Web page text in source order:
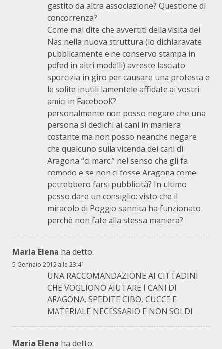
gestito da altra associazione? Questione di
concorrenza?
Come mai dite che avvertiti della visita dei
Nas nella nuova struttura (lo dichiaravate
pubblicamente e ne conservo stampa in
pdfed in altri modelli) avreste lasciato
sporcizia in giro per causare una protesta e
le solite inutili lamentele affidate ai vostri
amici in FacebooK?
personalmente non posso negare che una
persona si dedichi ai cani in maniera
costante ma non posso neanche negare
che qualcuno sulla vicenda dei cani di
Aragona “ci marci” nel senso che gli fa
comodo e se non ci fosse Aragona come
potrebbero farsi pubblicità? In ultimo
posso dare un consiglio: visto che il
miracolo di Poggio sannita ha funzionato
perchè non fate alla stessa maniera?
Maria Elena ha detto:
5 Gennaio 2012 alle 23:41
UNA RACCOMANDAZIONE AI CITTADINI
CHE VOGLIONO AIUTARE I CANI DI
ARAGONA. SPEDITE CIBO, CUCCE E
MATERIALE NECESSARIO E NON SOLDI
Maria Elena ha detto: